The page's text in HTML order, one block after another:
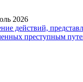
2026
действий,
преступным